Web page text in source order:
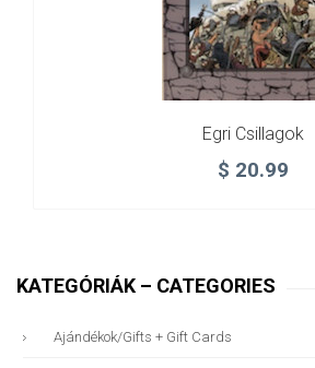
Egri Csillagok
$ 20.99
KATEGÓRIÁK – CATEGORIES
Ajándékok/gifts + Gift Cards